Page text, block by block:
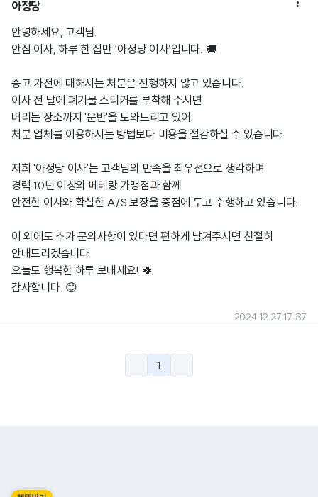
아정당 
안녕하세요, 고객님.
안심 이사, 하루 한 집만 ‘아정당 이사’입니다. 🚚
중고 가전에 대해서는 처분은 진행하지 않고 있습니다.
이사 전 날에 폐기물 스티커를 부착해 주시면
버리는 장소까지 '운반'을 도와드리고 있어
처분 업체를 이용하시는 방법보다 비용을 절감하실 수 있습니다.
저희 '아정당 이사'는 고객님의 만족을 최우선으로 생각하며
경력 10년 이상의 베테랑 가맹점과 함께
안전한 이사와 확실한 A/S 보장을 중점에 두고 수행하고 있습니다.
이 외에도 추가 문의사항이 있다면 편하게 남겨주시면 친절히
안내드리겠습니다.
오늘도 행복한 하루 보내세요! 🍀
감사합니다. 😊
2024.12.27 17:37
1